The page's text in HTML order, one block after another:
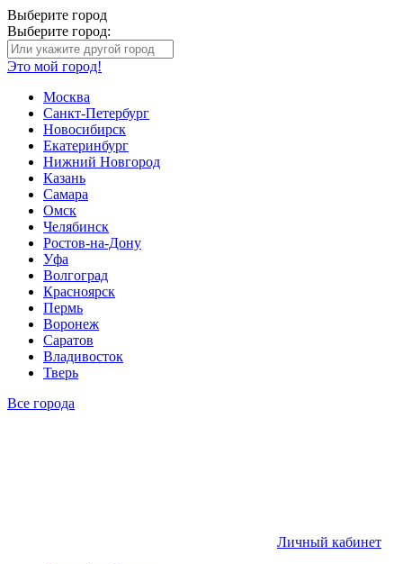
Выберите город
Выберите город:
Это мой город!
Москва
Санкт-Петербург
Новосибирск
Екатеринбург
Нижний Новгород
Казань
Самара
Омск
Челябинск
Ростов-на-Дону
Уфа
Волгоград
Красноярск
Пермь
Воронеж
Саратов
Владивосток
Тверь
Все города
Личный кабинет